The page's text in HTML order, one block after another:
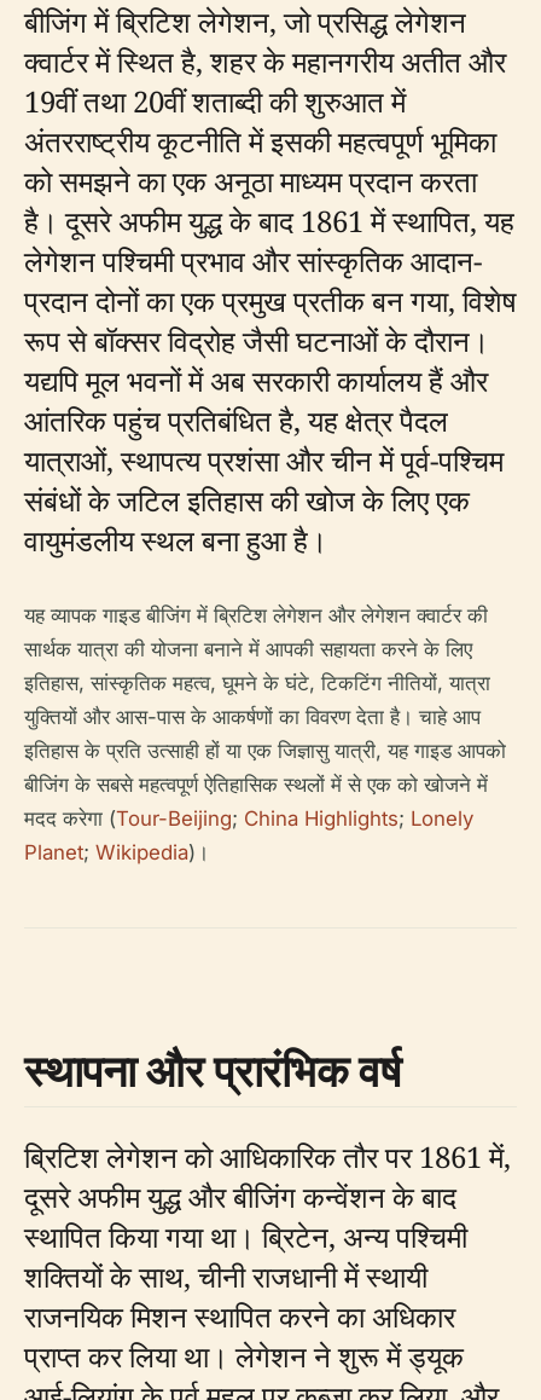
बीजिंग में ब्रिटिश लेगेशन, जो प्रसिद्ध लेगेशन
क्वार्टर में स्थित है, शहर के महानगरीय अतीत और
19वीं तथा 20वीं शताब्दी की शुरुआत में
अंतरराष्ट्रीय कूटनीति में इसकी महत्वपूर्ण भूमिका
को समझने का एक अनूठा माध्यम प्रदान करता
है। दूसरे अफीम युद्ध के बाद 1861 में स्थापित, यह
लेगेशन पश्चिमी प्रभाव और सांस्कृतिक आदान-
प्रदान दोनों का एक प्रमुख प्रतीक बन गया, विशेष
रूप से बॉक्सर विद्रोह जैसी घटनाओं के दौरान।
यद्यपि मूल भवनों में अब सरकारी कार्यालय हैं और
आंतरिक पहुंच प्रतिबंधित है, यह क्षेत्र पैदल
यात्राओं, स्थापत्य प्रशंसा और चीन में पूर्व-पश्चिम
संबंधों के जटिल इतिहास की खोज के लिए एक
वायुमंडलीय स्थल बना हुआ है।
यह व्यापक गाइड बीजिंग में ब्रिटिश लेगेशन और लेगेशन क्वार्टर की
सार्थक यात्रा की योजना बनाने में आपकी सहायता करने के लिए
इतिहास, सांस्कृतिक महत्व, घूमने के घंटे, टिकटिंग नीतियों, यात्रा
युक्तियों और आस-पास के आकर्षणों का विवरण देता है। चाहे आप
इतिहास के प्रति उत्साही हों या एक जिज्ञासु यात्री, यह गाइड आपको
बीजिंग के सबसे महत्वपूर्ण ऐतिहासिक स्थलों में से एक को खोजने में
मदद करेगा (Tour-Beijing; China Highlights; Lonely
Planet; Wikipedia)।
स्थापना और प्रारंभिक वर्ष
ब्रिटिश लेगेशन को आधिकारिक तौर पर 1861 में,
दूसरे अफीम युद्ध और बीजिंग कन्वेंशन के बाद
स्थापित किया गया था। ब्रिटेन, अन्य पश्चिमी
शक्तियों के साथ, चीनी राजधानी में स्थायी
राजनयिक मिशन स्थापित करने का अधिकार
प्राप्त कर लिया था। लेगेशन ने शुरू में ड्यूक